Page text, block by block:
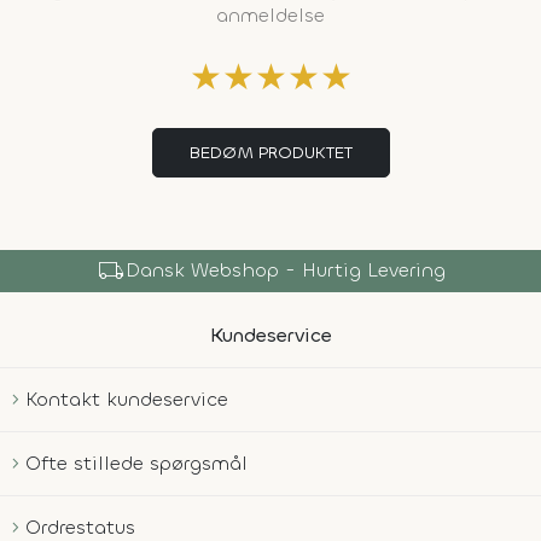
anmeldelse
★★★★★
BEDØM PRODUKTET
local_shippingDansk Webshop - Hurtig Levering
Kundeservice
Kontakt kundeservice
Ofte stillede spørgsmål
Ordrestatus